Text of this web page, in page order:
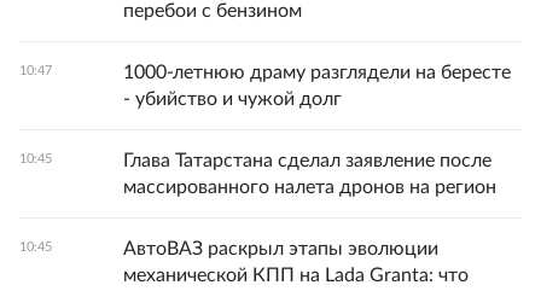
перебои с бензином
10:47
1000-летнюю драму разглядели на бересте
- убийство и чужой долг
10:45
Глава Татарстана сделал заявление после
массированного налета дронов на регион
10:45
АвтоВАЗ раскрыл этапы эволюции
механической КПП на Lada Granta: что